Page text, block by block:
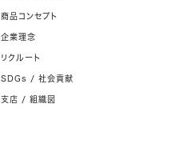
商品コンセプト
企業理念
リクルート
SDGs / 社会貢献
支店 / 組織図